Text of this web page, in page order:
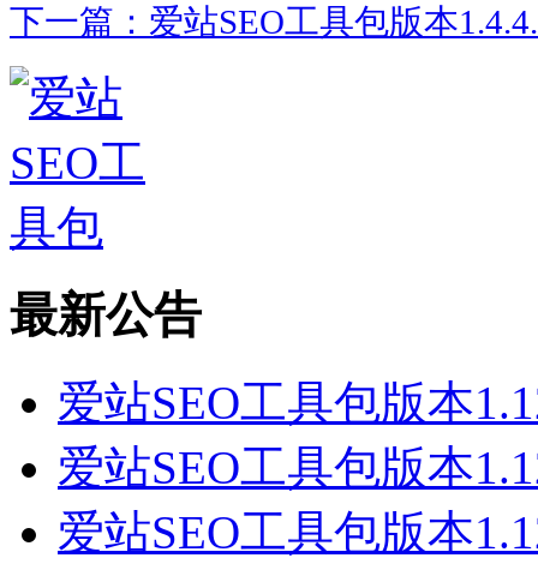
下一篇：爱站SEO工具包版本
最新公告
爱站SEO工具包版本
爱站SEO工具包版本
爱站SEO工具包版本